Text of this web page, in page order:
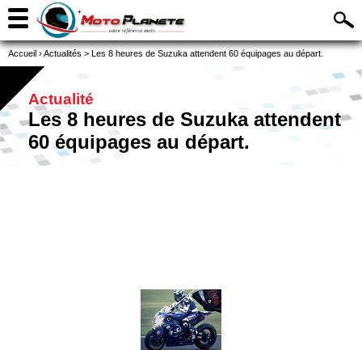
Accueil ›Actualités > Les 8 heures de Suzuka attendent 60 équipages au départ.
Actualité
Les 8 heures de Suzuka attendent
60 équipages au départ.